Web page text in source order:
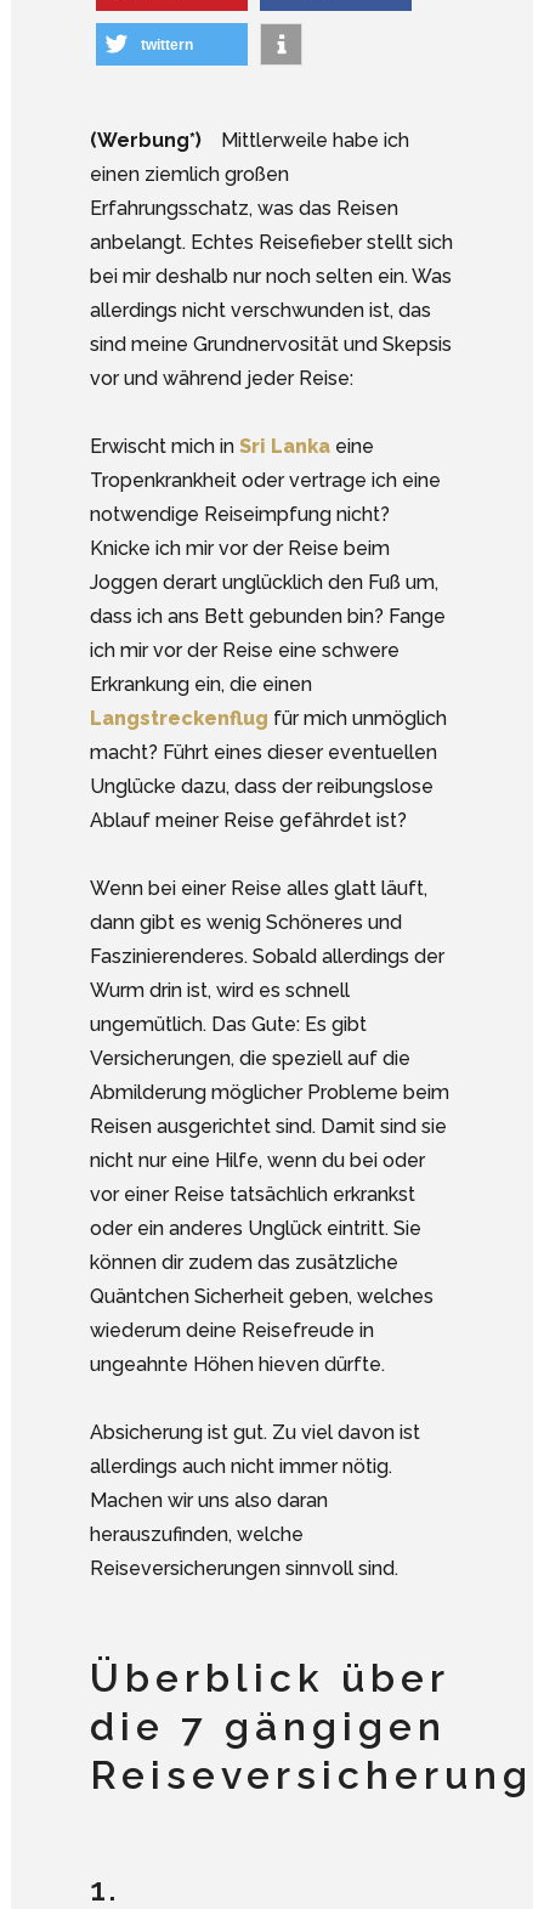
twittern
(Werbung*) Mittlerweile habe ich
einen ziemlich großen
Erfahrungsschatz, was das Reisen
anbelangt. Echtes Reisefieber stellt sich
bei mir deshalb nur noch selten ein. Was
allerdings nicht verschwunden ist, das
sind meine Grundnervosität und Skepsis
vor und während jeder Reise:
Erwischt mich in Sri Lanka eine
Tropenkrankheit oder vertrage ich eine
notwendige Reiseimpfung nicht?
Knicke ich mir vor der Reise beim
Joggen derart unglücklich den Fuß um,
dass ich ans Bett gebunden bin? Fange
ich mir vor der Reise eine schwere
Erkrankung ein, die einen
Langstreckenflug für mich unmöglich
macht? Führt eines dieser eventuellen
Unglücke dazu, dass der reibungslose
Ablauf meiner Reise gefährdet ist?
Wenn bei einer Reise alles glatt läuft,
dann gibt es wenig Schöneres und
Faszinierenderes. Sobald allerdings der
Wurm drin ist, wird es schnell
ungemütlich. Das Gute: Es gibt
Versicherungen, die speziell auf die
Abmilderung möglicher Probleme beim
Reisen ausgerichtet sind. Damit sind sie
nicht nur eine Hilfe, wenn du bei oder
vor einer Reise tatsächlich erkrankst
oder ein anderes Unglück eintritt. Sie
können dir zudem das zusätzliche
Quäntchen Sicherheit geben, welches
wiederum deine Reisefreude in
ungeahnte Höhen hieven dürfte.
Absicherung ist gut. Zu viel davon ist
allerdings auch nicht immer nötig.
Machen wir uns also daran
herauszufinden, welche
Reiseversicherungen sinnvoll sind.
Überblick über
die 7 gängigen
1.